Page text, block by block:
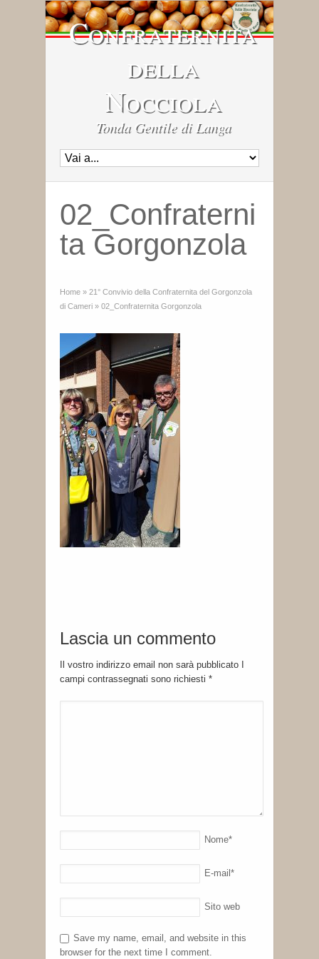
Confraternita
della
Nocciola
Tonda Gentile di Langa
02_Confraterni
ta Gorgonzola
Home » 21° Convivio della Confraternita del Gorgonzola
di Cameri » 02_Confraternita Gorgonzola
Lascia un commento
Il vostro indirizzo email non sarà pubblicato I
campi contrassegnati sono richiesti *
Nome*
E-mail *
Sito web
Save my name, email, and website in this
browser for the next time I comment.